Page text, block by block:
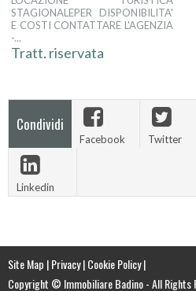
STAGIONALEPER DISPONIBILITA'
E COSTI CONTATTARE L'AGENZIA
-...
Tratt. riservata
Condividi
Facebook Twitter
Linkedin
Site Map |Privacy|Cookie Policy|
Copyright © Immobiliare Badino - All Rights